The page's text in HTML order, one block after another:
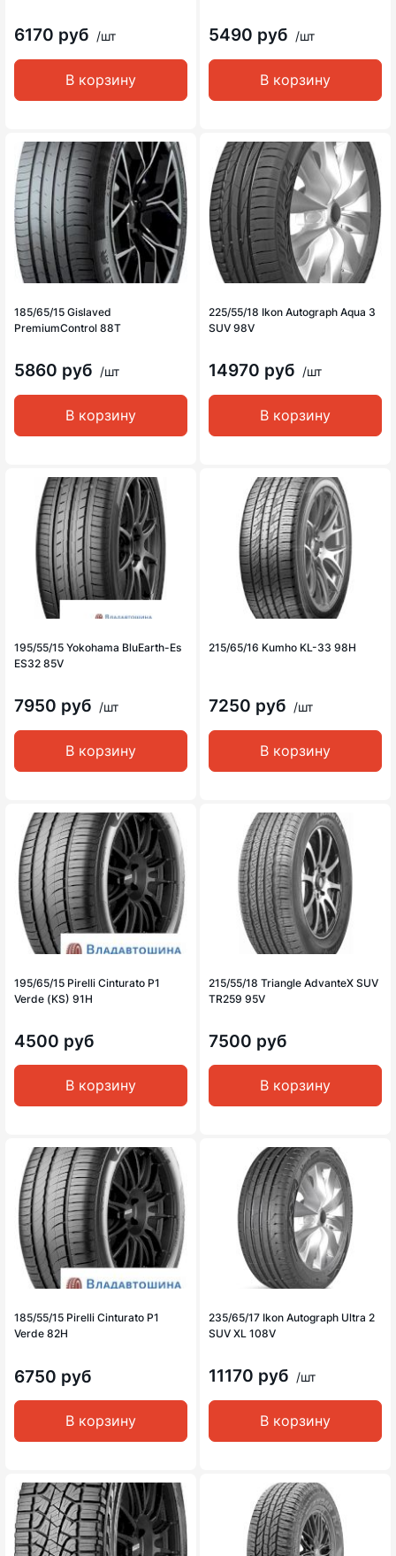
6170 руб /шт
В корзину
5490 руб /шт
В корзину
185/65/15 Gislaved
PremiumControl 88T
5860 руб /шт
В корзину
225/55/18 Ikon Autograph Aqua 3
SUV 98V
14970 руб /шт
В корзину
195/55/15 Yokohama BluEarth-Es
ES32 85V
7950 руб /шт
В корзину
215/65/16 Kumho KL-33 98H
7250 руб /шт
В корзину
195/65/15 Pirelli Cinturato P1
Verde (KS) 91H
4500 руб
В корзину
215/55/18 Triangle AdvanteX SUV
TR259 95V
7500 руб
В корзину
185/55/15 Pirelli Cinturato P1
Verde 82H
6750 руб
В корзину
235/65/17 Ikon Autograph Ultra 2
SUV XL 108V
11170 руб /шт
В корзину